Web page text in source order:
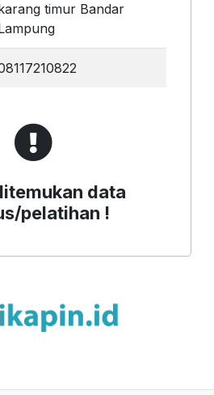
timur Bandar
data
pelatihan !